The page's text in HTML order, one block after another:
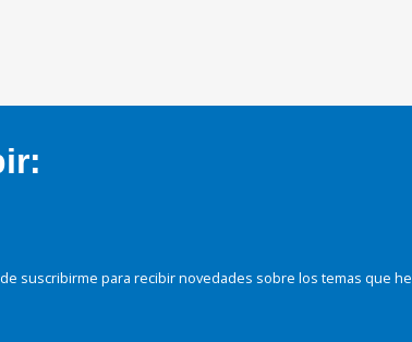
suscribirme para recibir novedades sobre los temas que he